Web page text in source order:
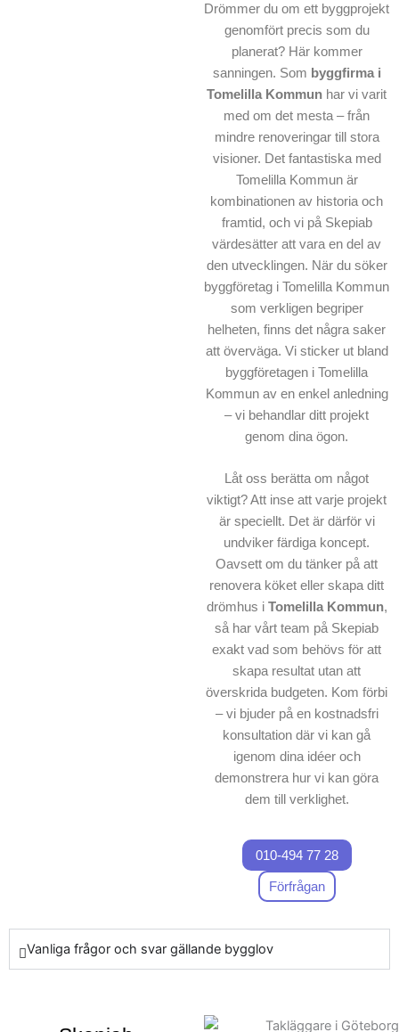
Drömmer du om ett byggprojekt
genomfört precis som du
planerat? Här kommer
sanningen. Som byggfirma i
Tomelilla Kommun har vi varit
med om det mesta – från
mindre renoveringar till stora
visioner. Det fantastiska med
Tomelilla Kommun är
kombinationen av historia och
framtid, och vi på Skepiab
värdesätter att vara en del av
den utvecklingen. När du söker
byggföretag i Tomelilla Kommun
som verkligen begriper
helheten, finns det några saker
att överväga. Vi sticker ut bland
byggföretagen i Tomelilla
Kommun av en enkel anledning
– vi behandlar ditt projekt
genom dina ögon.
Låt oss berätta om något
viktigt? Att inse att varje projekt
är speciellt. Det är därför vi
undviker färdiga koncept.
Oavsett om du tänker på att
renovera köket eller skapa ditt
drömhus i Tomelilla Kommun,
så har vårt team på Skepiab
exakt vad som behövs för att
skapa resultat utan att
överskrida budgeten. Kom förbi
– vi bjuder på en kostnadsfri
konsultation där vi kan gå
igenom dina idéer och
demonstrera hur vi kan göra
dem till verklighet.
010-494 77 28
Förfrågan
Vanliga frågor och svar gällande bygglov